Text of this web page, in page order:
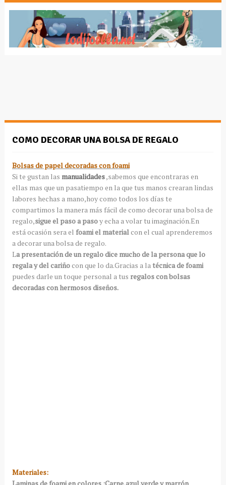
COMO DECORAR UNA BOLSA DE REGALO
Bolsas de papel decoradas con foami
Si te gustan las manualidades,sabemos que encontraras en
ellas mas que un pasatiempo en la que tus manos crearan lindas
labores hechas a mano,hoy como todos los días te
compartimos la manera más fácil de como decorar una bolsa de
regalo,sigue el paso a pasoy echa a volar tu imaginación.En
está ocasión sera el foami el material con el cual aprenderemos
a decorar una bolsa de regalo.
La presentación de un regalo dice mucho de la persona que lo
regala y del cariñocon que lo da.Gracias a la técnica de foami
puedes darle un toque personal a tus regalos con bolsas
decoradas con hermosos diseños.
Materiales: